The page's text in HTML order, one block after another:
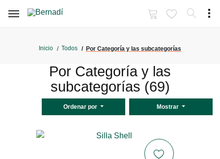
Inicio Todos Por Categoría y las subcategorías
Por Categoría y las
subcategorías (69)
Ordenar por Mostrar